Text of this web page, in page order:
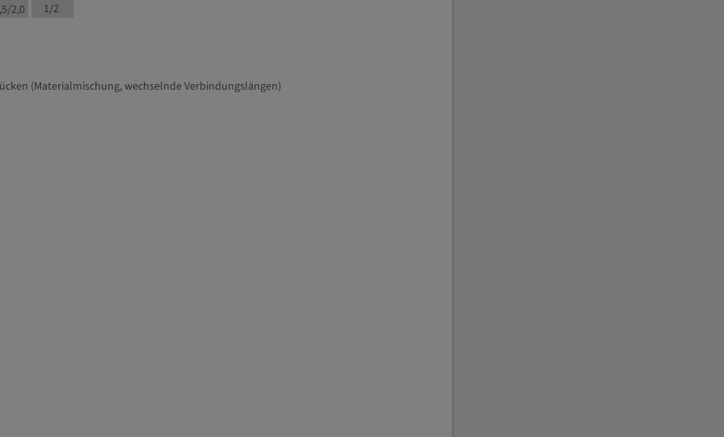
2,0 1/2
(Materialmischung, wechselnde Verbindungslängen)